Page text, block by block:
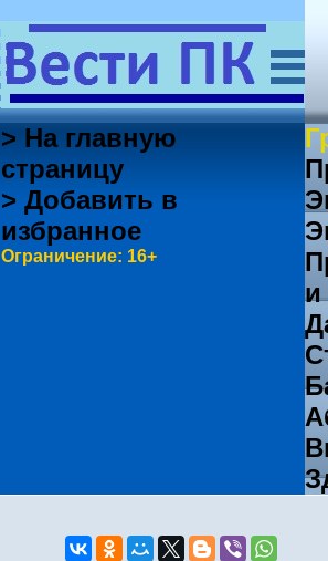
> На главную
страницу
> Добавить в
избранное
Ограничение: 16+